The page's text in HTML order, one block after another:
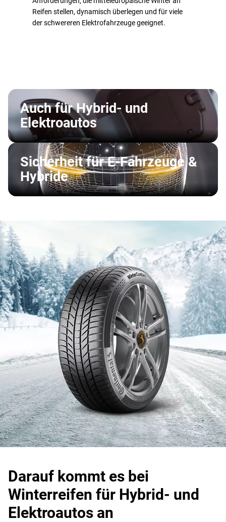
Reifen stellen, dynamisch überlegen und für viele
der schwereren Elektrofahrzeuge geeignet.
Auch für Hybrid- und
Elektroautos
Sicherheit für E-Fahrzeuge &
Hybride
Darauf kommt es bei
Winterreifen für Hybrid- und
Elektroautos an